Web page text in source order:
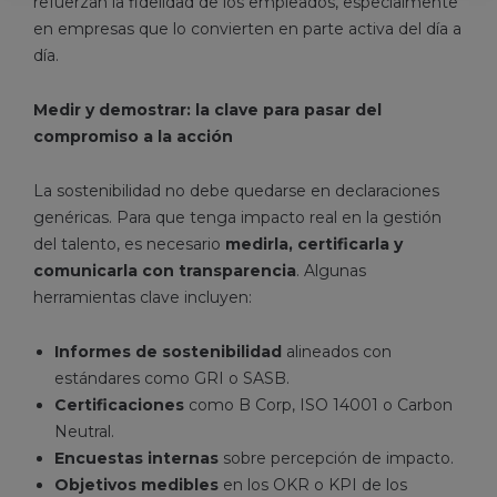
en empresas que lo convierten en parte activa del día a
día.
Medir y demostrar: la clave para pasar del
compromiso a la acción
La sostenibilidad no debe quedarse en declaraciones
genéricas. Para que tenga impacto real en la gestión
del talento, es necesario medirla, certificarla y
comunicarla con transparencia. Algunas
herramientas clave incluyen:
Informes de sostenibilidad alineados con
estándares como GRI o SASB.
Certificaciones como B Corp, ISO 14001 o Carbon
Neutral.
Encuestas internas sobre percepción de impacto.
Objetivos medibles en los OKR o KPI de los